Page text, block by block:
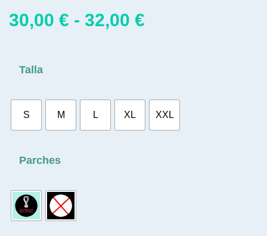
30,00 € - 32,00 €
Talla
S M L XL XXL
Parches